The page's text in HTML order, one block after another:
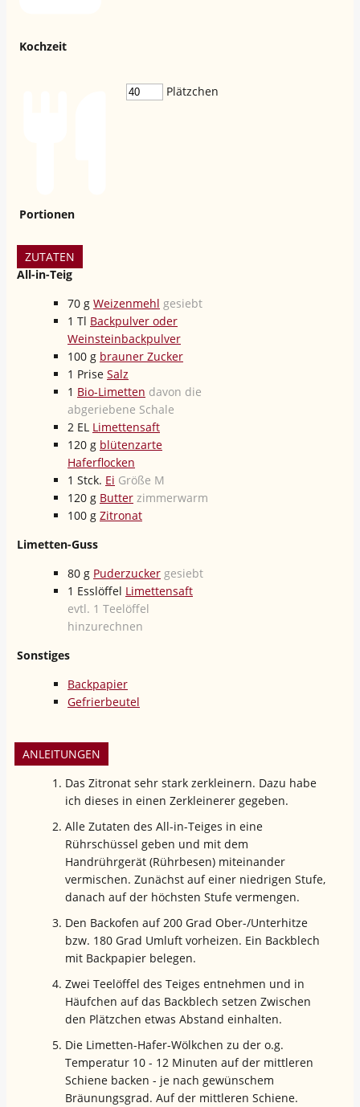
Kochzeit
Portionen
Plätzchen
ZUTATEN
All-in-Teig
70 g Weizenmehl gesiebt
1 Tl Backpulver oder
Weinsteinbackpulver
100 g brauner Zucker
1 Prise Salz
1 Bio-Limetten davon die
abgeriebene Schale
2 EL Limettensaft
120 g blütenzarte
Haferflocken
1 Stck. Ei Größe M
120 g Butter zimmerwarm
100 g Zitronat
Limetten-Guss
80 g Puderzucker gesiebt
1 Esslöffel Limettensaft
evtl. 1 Teelöffel
hinzurechnen
Sonstiges
Backpapier
Gefrierbeutel
ANLEITUNGEN
Das Zitronat sehr stark zerkleinern. Dazu habe
ich dieses in einen Zerkleinerer gegeben.
Alle Zutaten des All-in-Teiges in eine
Rührschüssel geben und mit dem
Handrührgerät (Rührbesen) miteinander
vermischen. Zunächst auf einer niedrigen Stufe,
danach auf der höchsten Stufe vermengen.
Den Backofen auf 200 Grad Ober-/Unterhitze
bzw. 180 Grad Umluft vorheizen. Ein Backblech
mit Backpapier belegen.
Zwei Teelöffel des Teiges entnehmen und in
Häufchen auf das Backblech setzen Zwischen
den Plätzchen etwas Abstand einhalten.
Die Limetten-Hafer-Wölkchen zu der o.g.
Temperatur 10 - 12 Minuten auf der mittleren
Schiene backen - je nach gewünschem
Bräunungsgrad. Auf der mittleren Schiene.